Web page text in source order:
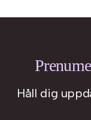
Håll dig